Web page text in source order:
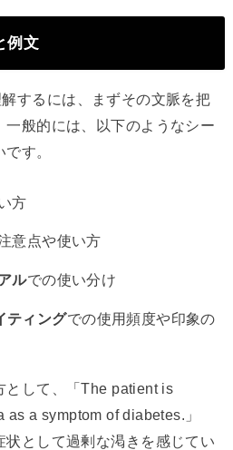
例文
するには、まずその文脈を把
般的には、以下のようなシー
す。
方
意点や使い方
ルでの使い分け
ティングでの使用頻度や印象の
として、「The patient is
a symptom of diabetes.」
状として過剰な渇きを感じてい